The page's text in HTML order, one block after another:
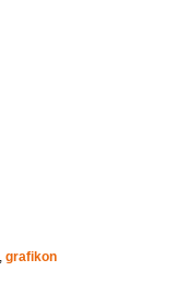
,grafikon